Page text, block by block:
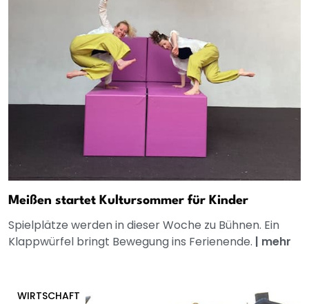
Meißen startet Kultursommer für Kinder
Spielplätze werden in dieser Woche zu Bühnen. Ein
Klappwürfel bringt Bewegung ins Ferienende. | mehr
WIRTSCHAFT